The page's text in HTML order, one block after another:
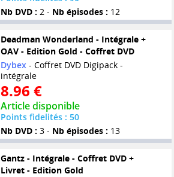
Nb DVD : 2 - Nb épisodes : 12
Deadman Wonderland - Intégrale +
OAV - Edition Gold - Coffret DVD
Dybex- Coffret DVD Digipack -
intégrale
8.96 €
Article disponible
Points fidelités : 50
Nb DVD : 3 - Nb épisodes : 13
Gantz - Intégrale - Coffret DVD +
Livret - Edition Gold